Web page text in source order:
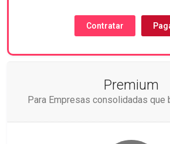
Contratar
Premium
Para Empresas consolidadas que